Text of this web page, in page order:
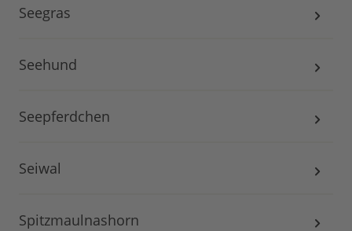
Seegras
Seehund
Seepferdchen
Seiwal
Spitzmaulnashorn